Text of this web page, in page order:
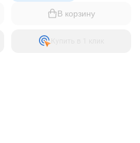
В корзину
Купить в 1 клик